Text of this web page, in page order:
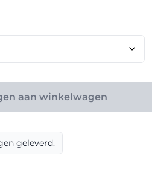
aan winkelwagen
geleverd.